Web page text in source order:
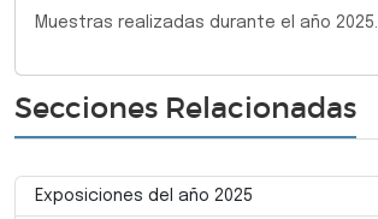
Muestras realizadas durante el año 2025.
Secciones Relacionadas
Exposiciones del año 2025